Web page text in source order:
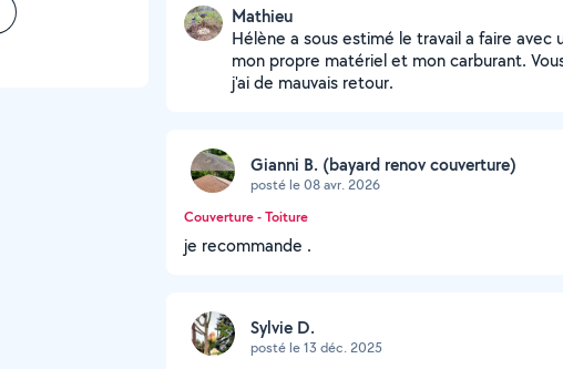
Mathieu
Hélène a sous estimé le travail a faire
mon propre matériel et mon carburant.
j'ai de mauvais retour.
Gianni B. (bayard renov couverture)
posté le 08 avr. 2026
Couverture - Toiture
je recommande .
Sylvie D.
posté le 13 déc. 2025